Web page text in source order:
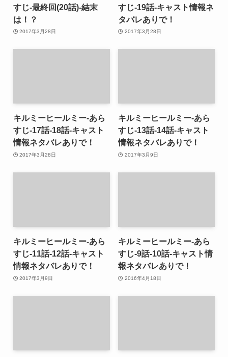
すじ-最終回(20話)-結末
は！？
2017年3月28日
すじ-19話-キャスト情報ネ
タバレありで！
2017年3月28日
キルミーヒールミー-あら
すじ-17話-18話-キャスト
情報ネタバレありで！
2017年3月28日
キルミーヒールミー-あら
すじ-13話-14話-キャスト
情報ネタバレありで！
2017年3月9日
キルミーヒールミー-あら
すじ-11話-12話-キャスト
情報ネタバレありで！
2017年3月9日
キルミーヒールミー-あら
すじ-9話-10話-キャスト情
報ネタバレありで！
2016年4月18日